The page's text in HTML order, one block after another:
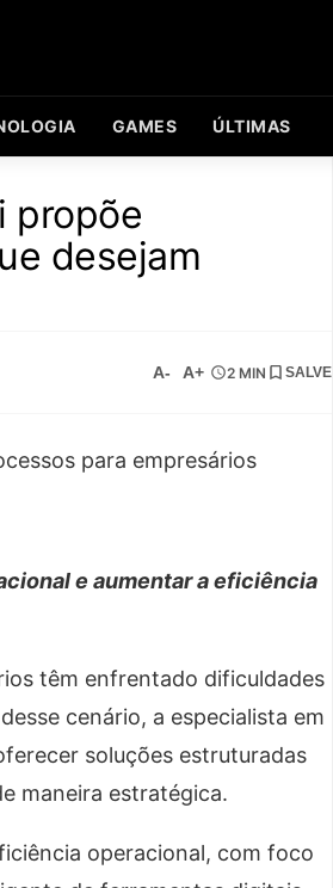
GAMES ÚLTIMAS
propõe
desejam
A- A+ 2 MIN SALVE
e aumentar a eficiência
têm enfrentado dificuldades
cenário, a especialista em
soluções estruturadas
maneira estratégica.
operacional, com foco